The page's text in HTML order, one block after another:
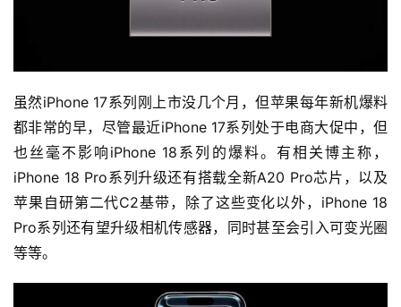
首
页
快
讯
虽然iPhone 17系列刚上市没几个月，但苹果每年新机爆料
都非常的早，尽管最近iPhone 17系列处于电商大促中，但
也丝毫不影响iPhone 18系列的爆料。有相关博主称，
iPhone 18 Pro系列升级还有搭载全新A20 Pro芯片，以及
苹果自研第二代C2基带，除了这些变化以外，iPhone 18
Pro系列还有望升级相机传感器，同时甚至会引入可变光圈
等等。